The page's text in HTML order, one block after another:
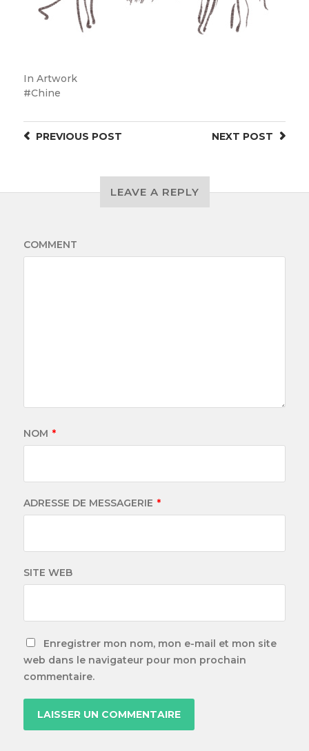
In Artwork
Chine
NEXT POST
PREVIOUS POST
LEAVE A REPLY
COMMENT
NOM *
ADRESSE DE MESSAGERIE *
SITE WEB
Enregistrer mon nom, mon e-mail et mon site
web dans le navigateur pour mon prochain
commentaire.